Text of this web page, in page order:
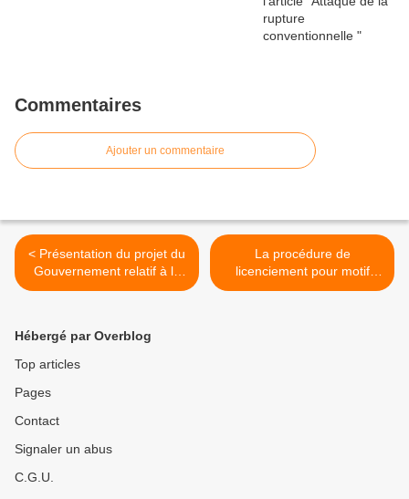
Commentaires
Ajouter un commentaire
< Présentation du projet du
Gouvernement relatif à la
réforme des retraites
La procédure de
licenciement pour motif
personnel : les étapes clés
Hébergé par Overblog
Top articles
Pages
Contact
Signaler un abus
C.G.U.